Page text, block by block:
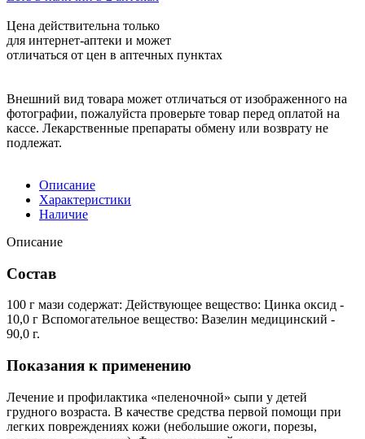
Цена действительна только
для интернет-аптеки и может
отличаться от цен в аптечных пунктах
Внешний вид товара может отличаться от изображенного на
фотографии, пожалуйста проверьте товар перед оплатой на
кассе. Лекарственные препараты обмену или возврату не
подлежат.
Описание
Характеристики
Наличие
Описание
Состав
100 г мази содержат: Действующее вещество: Цинка оксид -
10,0 г Вспомогательное вещество: Вазелин медицинский -
90,0 г.
Показания к применению
Лечение и профилактика «пеленочной» сыпи у детей
грудного возраста. В качестве средства первой помощи при
легких повреждениях кожи (небольшие ожоги, порезы,